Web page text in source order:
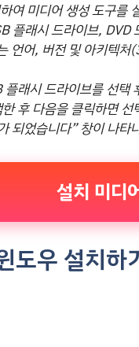
여 미디어 생성 도구를
플래시 드라이브,
언어, 버전 및 아키텍
래시 드라이브를 선택
후 다음을 클릭하면
되었습니다” 창이 나
설치 미디
도우 설치하